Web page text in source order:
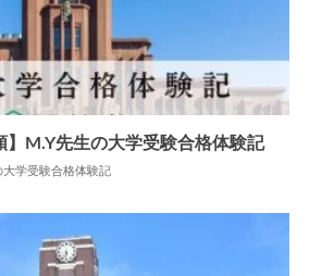
】M.Y先生の大学受験合格体験記
学受験合格体験記